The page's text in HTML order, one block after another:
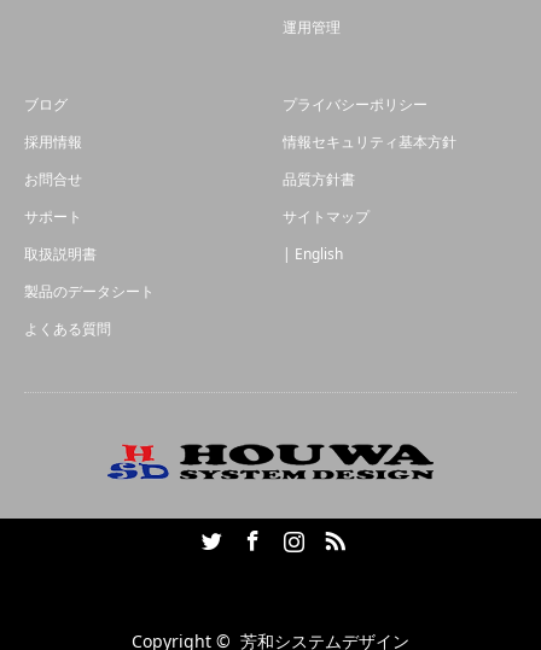
運用管理
ブログ
採用情報
お問合せ
サポート
取扱説明書
製品のデータシート
よくある質問
プライバシーポリシー
情報セキュリティ基本方針
品質方針書
サイトマップ
| English
Copyright © 芳和システムデザイン